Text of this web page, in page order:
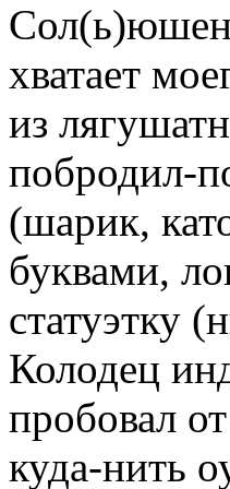
хватает
из
побродил-
(шарик,
буквами,
статуэтку
Колодец
пробовал
куда-нить